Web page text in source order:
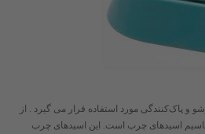
پاک‌کنندگی مورد استفاده قرار می گیرد . از
اسیدهای چرب است. این اسیدهای چرب